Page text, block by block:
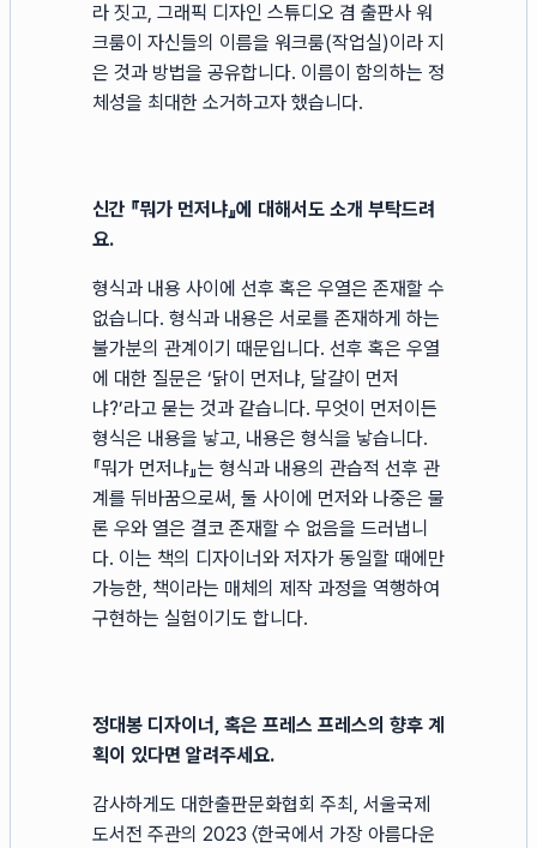
라 짓고, 그래픽 디자인 스튜디오 겸 출판사 워
크룸이 자신들의 이름을 워크룸(작업실)이라 지
은 것과 방법을 공유합니다. 이름이 함의하는 정
체성을 최대한 소거하고자 했습니다.
신간 『뭐가 먼저냐』에 대해서도 소개 부탁드려
요.
형식과 내용 사이에 선후 혹은 우열은 존재할 수
없습니다. 형식과 내용은 서로를 존재하게 하는
불가분의 관계이기 때문입니다. 선후 혹은 우열
에 대한 질문은 ‘닭이 먼저냐, 달걀이 먼저
냐?’라고 묻는 것과 같습니다. 무엇이 먼저이든
형식은 내용을 낳고, 내용은 형식을 낳습니다.
『뭐가 먼저냐』는 형식과 내용의 관습적 선후 관
계를 뒤바꿈으로써, 둘 사이에 먼저와 나중은 물
론 우와 열은 결코 존재할 수 없음을 드러냅니
다. 이는 책의 디자이너와 저자가 동일할 때에만
가능한, 책이라는 매체의 제작 과정을 역행하여
구현하는 실험이기도 합니다.
정대봉 디자이너, 혹은 프레스 프레스의 향후 계
획이 있다면 알려주세요.
감사하게도 대한출판문화협회 주최, 서울국제
도서전 주관의 2023 〈한국에서 가장 아름다운